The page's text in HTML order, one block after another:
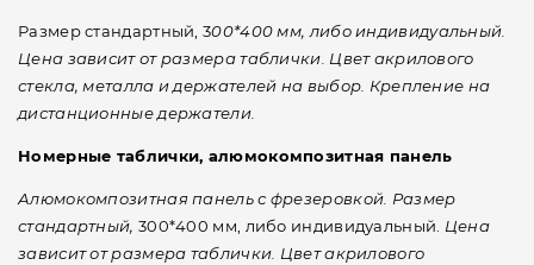
Размер стандартный, 300*400 мм, либо индивидуальный.
Цена зависит от размера таблички. Цвет акрилового
стекла, металла и держателей на выбор. Крепление на
дистанционные держатели.
Номерные таблички, алюмокомпозитная панель
Алюмокомпозитная панель с фрезеровкой. Размер
стандартный, 300*400 мм, либо индивидуальный. Цена
зависит от размера таблички. Цвет акрилового